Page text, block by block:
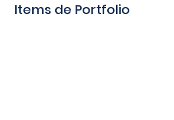
Items de Portfolio